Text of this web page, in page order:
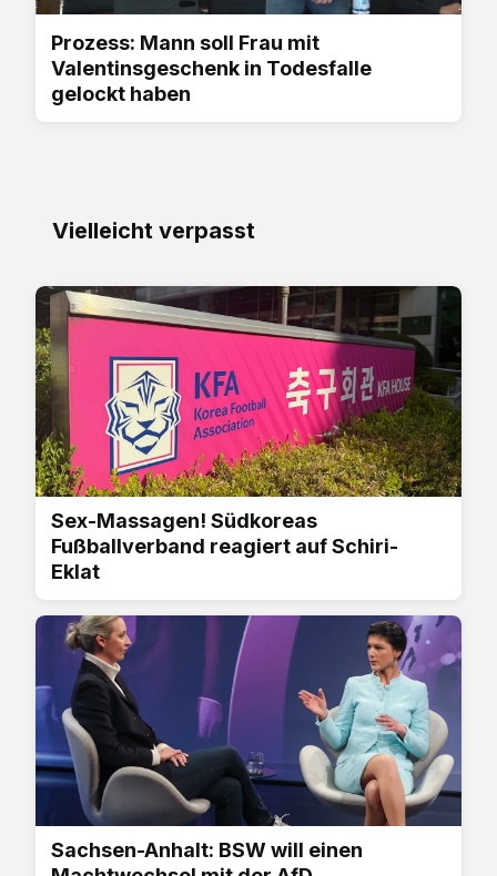
Prozess: Mann soll Frau mit
Valentinsgeschenk in Todesfalle
gelockt haben
Vielleicht verpasst
Sex-Massagen! Südkoreas
Fußballverband reagiert auf Schiri-
Eklat
Sachsen-Anhalt: BSW will einen